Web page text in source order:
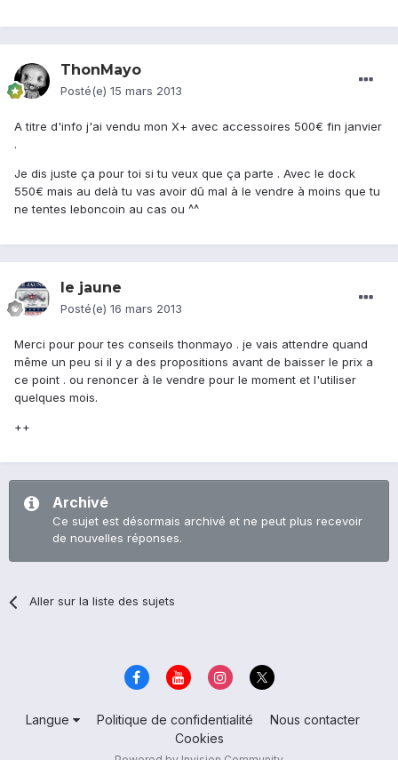
ThonMayo
Posté(e) 15 mars 2013
A titre d'info j'ai vendu mon X+ avec accessoires 500€ fin janvier
.
Je dis juste ça pour toi si tu veux que ça parte . Avec le dock
550€ mais au delà tu vas avoir dû mal à le vendre à moins que tu
ne tentes leboncoin au cas ou ^^
le jaune
Posté(e) 16 mars 2013
Merci pour pour tes conseils thonmayo . je vais attendre quand
même un peu si il y a des propositions avant de baisser le prix a
ce point . ou renoncer à le vendre pour le moment et l'utiliser
quelques mois.
++
Archivé
Ce sujet est désormais archivé et ne peut plus recevoir
de nouvelles réponses.
Aller sur la liste des sujets
Langue Politique de confidentialité
Nous contacter
Cookies